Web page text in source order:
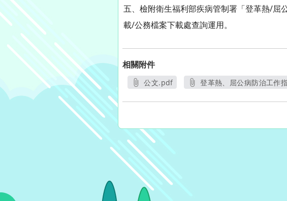
五、檢附衛生福利部疾病管制署「登革熱/屈
載/公務檔案下載處查詢運用。
相關附件
公文.pdf
登革熱、屈公病防治工作